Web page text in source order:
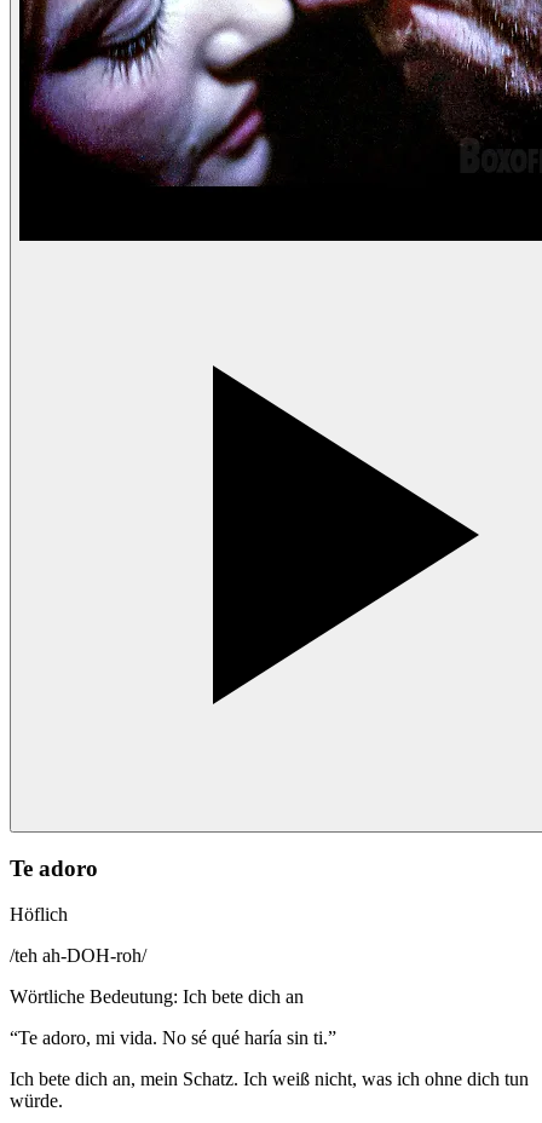
Te adoro
Höflich
/teh ah-DOH-roh/
Wörtliche Bedeutung: Ich bete dich an
“Te adoro, mi vida. No sé qué haría sin ti.”
Ich bete dich an, mein Schatz. Ich weiß nicht, was ich ohne dich tun
würde.